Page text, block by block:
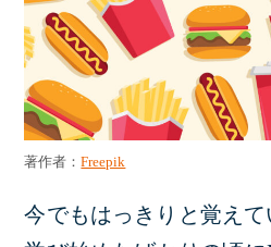
著作者：Freepik
今でもはっきりと覚え